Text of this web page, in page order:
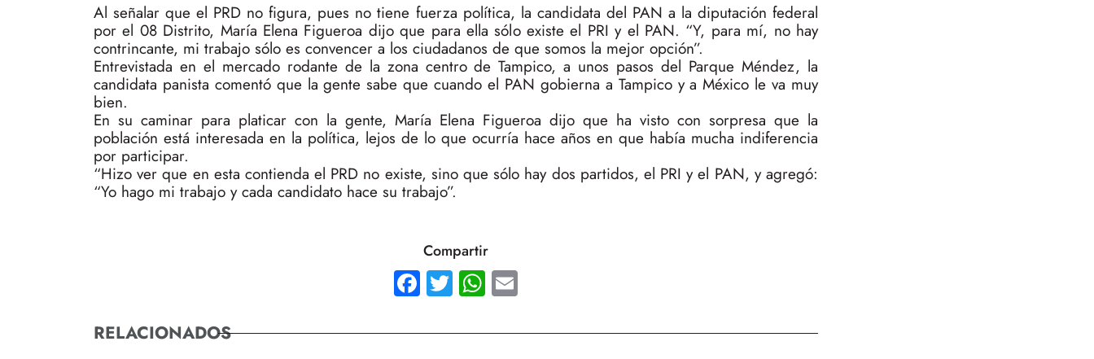
Al señalar que el PRD no figura, pues no tiene fuerza política, la candidata del PAN a la diputación federal
por el 08 Distrito, María Elena Figueroa dijo que para ella sólo existe el PRI y el PAN. “Y, para mí, no hay
contrincante, mi trabajo sólo es convencer a los ciudadanos de que somos la mejor opción”.
Entrevistada en el mercado rodante de la zona centro de Tampico, a unos pasos del Parque Méndez, la
candidata panista comentó que la gente sabe que cuando el PAN gobierna a Tampico y a México le va muy
bien.
En su caminar para platicar con la gente, María Elena Figueroa dijo que ha visto con sorpresa que la
población está interesada en la política, lejos de lo que ocurría hace años en que había mucha indiferencia
por participar.
“Hizo ver que en esta contienda el PRD no existe, sino que sólo hay dos partidos, el PRI y el PAN, y agregó:
“Yo hago mi trabajo y cada candidato hace su trabajo”.
Compartir
Facebook
TwitterWhatsApp
RELACIONADOS